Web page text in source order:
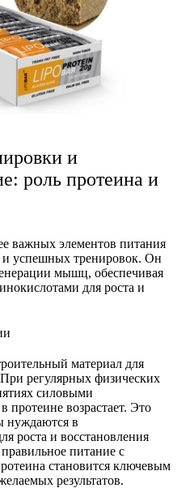
и
роль протеина и
важных элементов питания
и успешных тренировок. Он
мышц, обеспечивая
для роста и
материал для
регулярных физических
силовыми
протеине возрастает. Это
нуждаются в
роста и восстановления
питание с
становится ключевым
результатов.